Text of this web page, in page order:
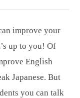
improve your
up to you! Of
English
Japanese. But
you can talk